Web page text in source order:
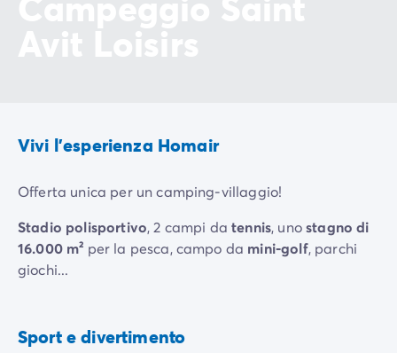
Vivi l'esperienza Homair
Offerta unica per un camping-villaggio!
Stadio polisportivo, 2 campi datennis, unostagno di
16.000 m² per la pesca, campo da mini-golf, parchi
giochi...
sembreranno sempre troppo brevi!
Sport e divertimento
Aquagym